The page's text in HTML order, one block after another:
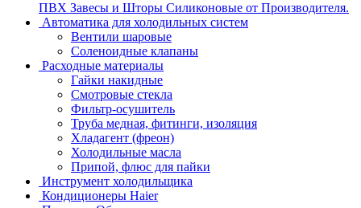
ПВХ Завесы и Шторы Силиконовые от Производителя.
Автоматика для холодильных систем
Вентили шаровые
Соленоидные клапаны
Расходные материалы
Гайки накидные
Смотровые стекла
Фильтр-осушитель
Труба медная, фитинги, изоляция
Хладагент (фреон)
Холодильные масла
Припой, флюс для пайки
Инструмент холодильщика
Кондиционеры Haier